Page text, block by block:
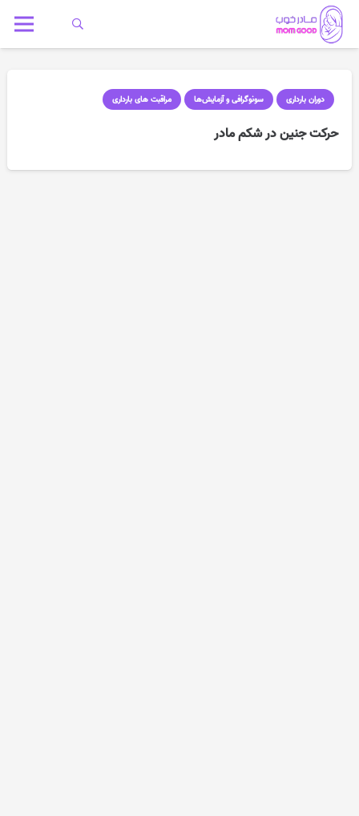
دوران بارداری سونوگرافی و آزمایش‌ها مراقبت های بارداری
حرکت جنین در شکم مادر